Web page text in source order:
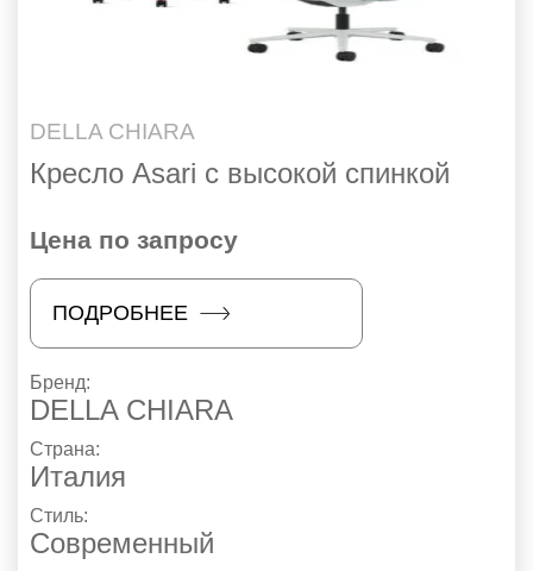
DELLA CHIARA
Кресло Asari с высокой спинкой
Цена по запросу
ПОДРОБНЕЕ
Бренд:
DELLA CHIARA
Страна:
Италия
Стиль:
Современный